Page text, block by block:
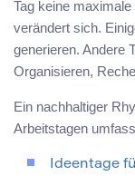
Tag keine
verändert sich.
generieren. Andere
Organisieren,
Ein nachhaltiger
Arbeitstagen
Ideentage